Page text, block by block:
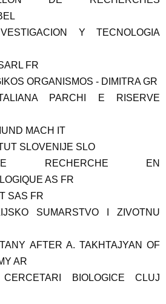
Y TECNOLOGIA
FR
ORGANISMOS - DIMITRA GR
PARCHI E RISERVE
MACH IT
SLOVENIJE SLO
RECHERCHE EN
AS FR
SAS FR
SUMARSTVO I ZIVOTNU
AFTER A. TAKHTAJYAN OF
AR
BIOLOGICE CLUJ